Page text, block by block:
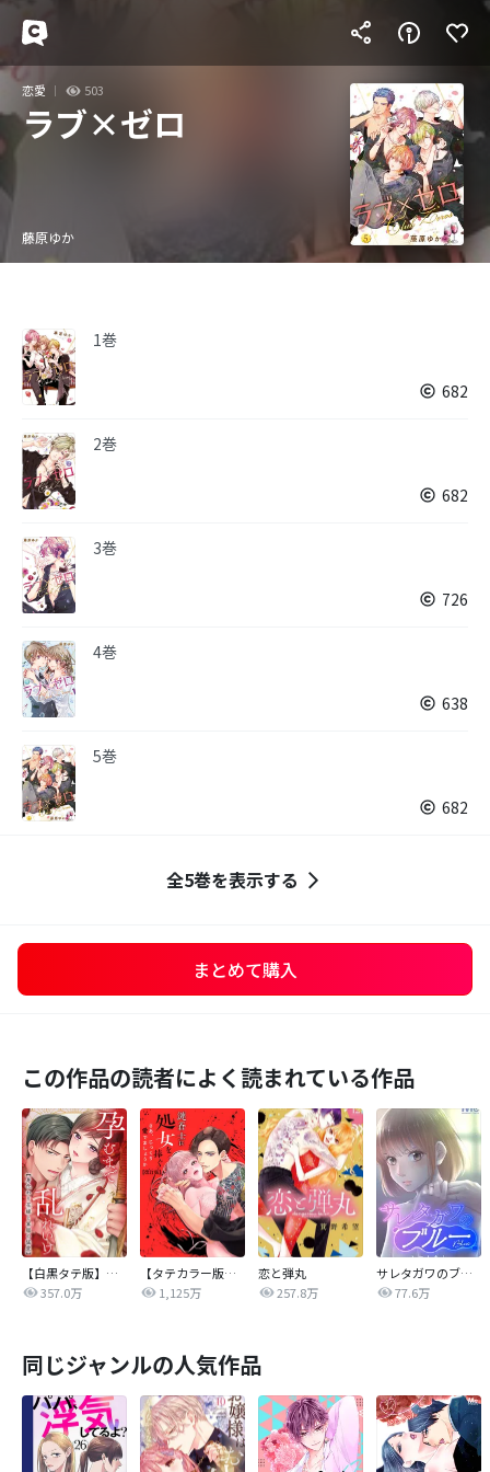
恋愛 503
ラブ×ゼロ
藤原ゆか
1巻
682
2巻
682
3巻
726
4巻
638
5巻
682
全5巻を表示する
まとめて購入
この作品の読者によく読まれている作品
【白黒タテ版】孕むまで乱れいけ～身代わり花嫁と軍服の猛愛
357.0万
【タテカラー版】漣蒼士に処女を捧ぐ～さあ、じっくり愛でましょうか
1,125万
恋と弾丸
257.8万
サレタガワのブルー【タテヨミ】
77.6万
同じジャンルの人気作品